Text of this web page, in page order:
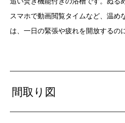
スマホで動画閲覧タイムなど、温め
は、一日の緊張や疲れを開放するの
間取り図